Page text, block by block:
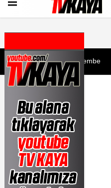
İletişim Çerez Politikası
6 Ağustos 2026, Perşembe